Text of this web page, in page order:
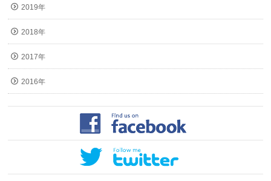
2019年
2018年
2017年
2016年